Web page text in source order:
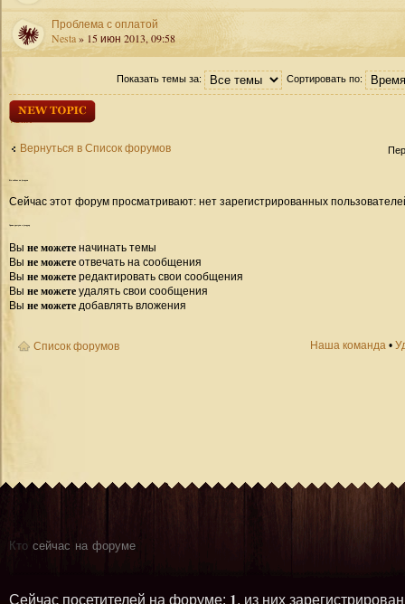
Проблема с оплатой
Nesta» 15 июн 2013, 09:58
Показать темы за: Сортировать по:
Начать новую
тему
Вернуться в Список форумов
Кто сейчас на форуме
Сейчас этот форум просматривают: нет зарегистрированных
Права доступа к форуму
Вы не можете начинать темы
Вы не можете отвечать на сообщения
Вы не можете редактировать свои сообщения
Вы не можете удалять свои сообщения
Вы не можете добавлять вложения
Список форумов Наша команда •
Кто сейчас на форуме
Сейчас посетителей на форуме: 1, из них